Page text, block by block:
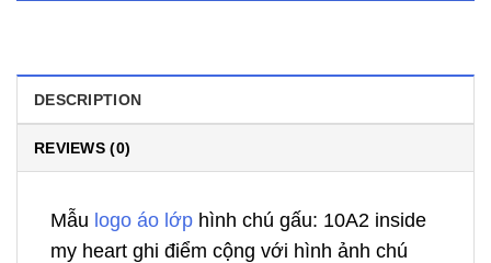
DESCRIPTION
REVIEWS (0)
Mẫu logo áo lớp hình chú gấu: 10A2 inside
my heart ghi điểm cộng với hình ảnh chú